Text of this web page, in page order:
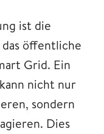
ist die
öffentliche
Grid. Ein
nicht nur
sondern
Dies